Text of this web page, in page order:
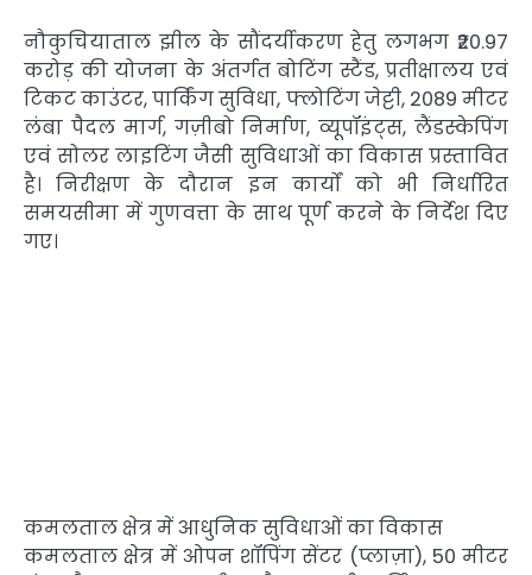
नौकुचियाताल झील के सौंदर्यीकरण हेतु लगभग ₹20.97
करोड़ की योजना के अंतर्गत बोटिंग स्टैंड, प्रतीक्षालय एवं
टिकट काउंटर, पार्किंग सुविधा, फ्लोटिंग जेट्टी, 2089 मीटर
लंबा पैदल मार्ग, गज़ीबो निर्माण, व्यूपॉइंट्स, लैंडस्केपिंग
एवं सोलर लाइटिंग जैसी सुविधाओं का विकास प्रस्तावित
है। निरीक्षण के दौरान इन कार्यों को भी निर्धारित
समयसीमा में गुणवत्ता के साथ पूर्ण करने के निर्देश दिए
गए।
कमलताल क्षेत्र में आधुनिक सुविधाओं का विकास
कमलताल क्षेत्र में ओपन शॉपिंग सेंटर (प्लाज़ा), 50 मीटर